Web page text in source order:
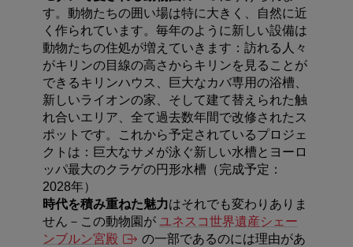
す。動物たちの囲い場は特に大きく、自然に近
く作られています。毎年のように新しい設備は
動物たちの住処が増えていきます：訪れる人々
がキリンの目線の高さからキリンを見ることが
できるキリンハウス、巨大なカバ専用の浴槽、
新しいライオンの家、そして建て替えられた触
れ合いエリア、全て過去数年間で改修されたス
ポットです。これから予定されているプロジェ
クトは：巨大なサメが泳ぐ新しい水槽とヨーロ
ッパ最大のクラゲの円形水槽（完成予定：
2028年）
時代を積み重ねた魅力はそれでも変わりありま
せん－この動物園が ユネスコ世界遺産シェー
ンブルン宮殿
の一部であるのには理由があ